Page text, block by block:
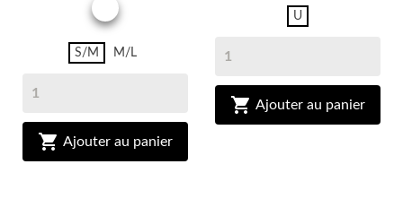
IMPRIME
S/M M/L
 Ajouter au panier
U
 Ajouter au panier